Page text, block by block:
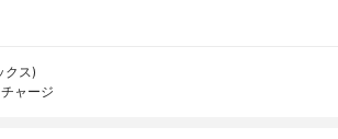
クス)
ャージ